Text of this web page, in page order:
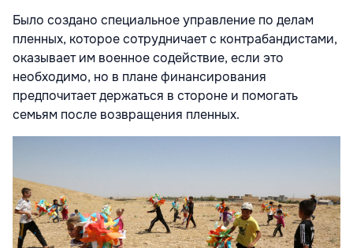
Было создано специальное управление по делам
пленных, которое сотрудничает с контрабандистами,
оказывает им военное содействие, если это
необходимо, но в плане финансирования
предпочитает держаться в стороне и помогать
семьям после возвращения пленных.